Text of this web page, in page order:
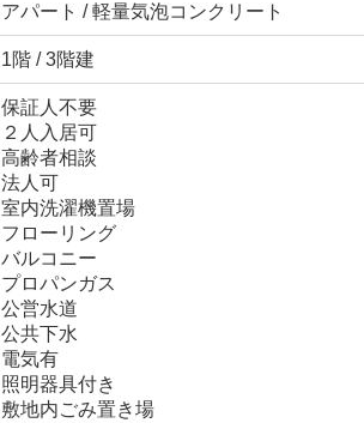
アパート / 軽量気泡コンクリート
1階 / 3階建
保証人不要
２人入居可
高齢者相談
法人可
室内洗濯機置場
フローリング
バルコニー
プロパンガス
公営水道
公共下水
電気有
照明器具付き
敷地内ごみ置き場